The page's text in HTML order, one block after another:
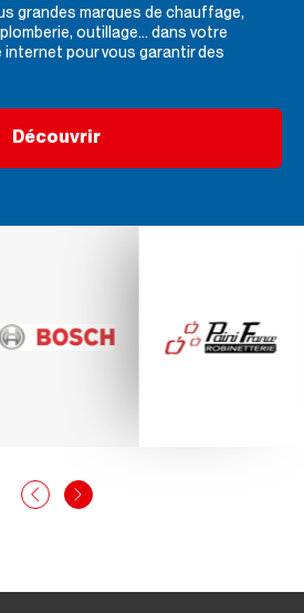
grandes marques de chauffage,
outillage... dans votre
pour vous garantir des
Découvrir